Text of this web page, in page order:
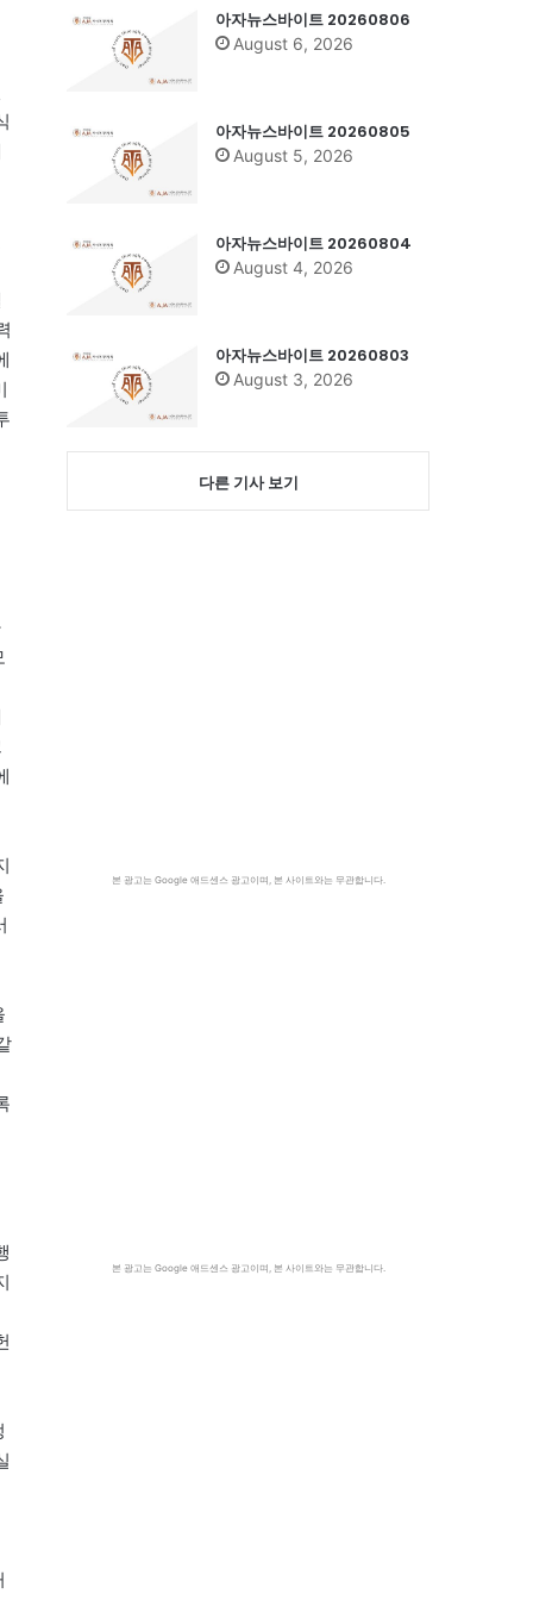
아자뉴스바이트 20260806
August 6, 2026
아자뉴스바이트 20260805
August 5, 2026
아자뉴스바이트 20260804
August 4, 2026
아자뉴스바이트 20260803
August 3, 2026
다른 기사 보기
본 광고는 Google 애드센스 광고이며, 본 사이트와는 무관합니다.
본 광고는 Google 애드센스 광고이며, 본 사이트와는 무관합니다.